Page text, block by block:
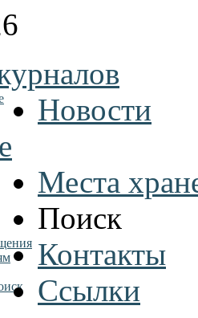
Новости
Места
Поиск
Контакты
Ссылки